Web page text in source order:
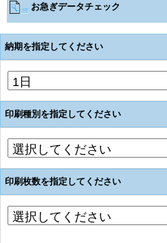
お急ぎデータチェック
納期を指定してください
印刷種別を指定してください
印刷枚数を指定してください